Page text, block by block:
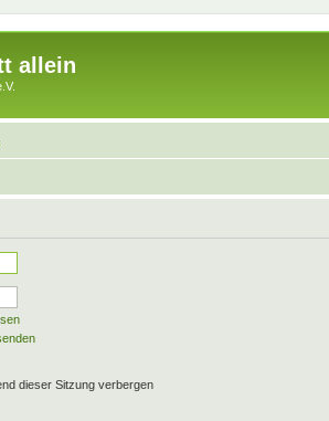
allein
dieser Sitzung verbergen